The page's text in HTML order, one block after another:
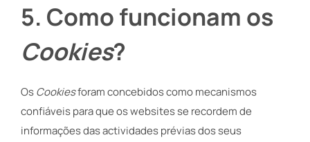
5. Como funcionam os
Cookies?
OsCookiesforam concebidos como mecanismos
confiáveis para que os websites se recordem de
informações das actividades prévias dos seus